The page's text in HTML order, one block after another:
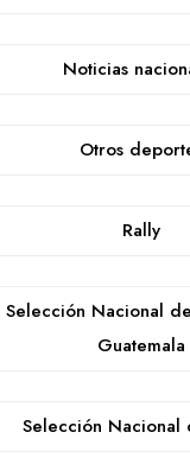
Noticias
Otros
Rally
Selección Nacional
Guatemala
Selección Nacional